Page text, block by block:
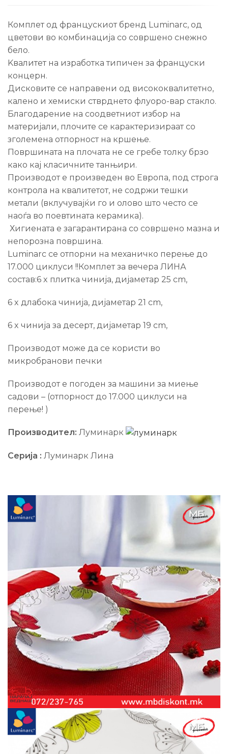
Комплет од францускиот бренд Luminarc, од
цветови во комбинација со совршено снежно
бело.
Kвалитет на изработка типичен за француски
концерн.
Дисковите се направени од висококвалитетно,
калено и хемиски стврднето флуоро-вар стакло.
Благодарение на соодветниот избор на
материјали, плочите се карактеризираат со
зголемена отпорност на кршење.
Површината на плочата не се гребе толку брзо
како кај класичните танњири.
Производот е произведен во Европа, под строга
контрола на квалитетот, не содржи тешки
метали (вклучувајќи го и олово што често се
наоѓа во поевтината керамика).
Хигиената е загарантирана со совршено мазна и
непорозна површина.
Luminarc се отпорни на механичко перење до
17.000 циклуси !!Комплет за вечера ЛИНА
состав:6 x плитка чинија, дијаметар 25 cm,
6 x длабока чинија, дијаметар 21 cm,
6 x чинија за десерт, дијаметар 19 cm,
Производот може да се користи во
микробранови печки
Производот е погоден за машини за миење
садови – (отпорност до 17.000 циклуси на
перење! )
Производител: Луминарк
Серија : Луминарк Лина